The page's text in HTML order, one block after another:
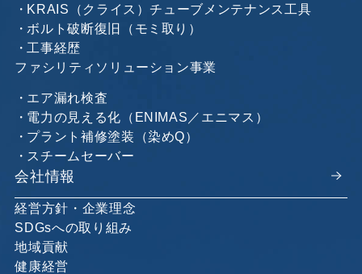
KRAIS（クライス）チューブメンテナンス工具
ボルト破断復旧（モミ取り）
工事経歴
ファシリティソリューション事業
エア漏れ検査
電力の見える化（ENIMAS／エニマス）
プラント補修塗装（染めQ）
スチームセーバー
会社情報
経営方針・企業理念
SDGsへの取り組み
地域貢献
健康経営